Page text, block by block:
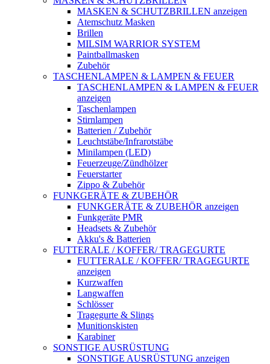
MASKEN & SCHUTZBRILLEN anzeigen
Atemschutz Masken
Brillen
MILSIM WARRIOR SYSTEM
Paintballmasken
Zubehör
TASCHENLAMPEN & LAMPEN & FEUER
TASCHENLAMPEN & LAMPEN & FEUER
anzeigen
Taschenlampen
Stirnlampen
Batterien / Zubehör
Leuchtstäbe/Infrarotstäbe
Minilampen (LED)
Feuerzeuge/Zündhölzer
Feuerstarter
Zippo & Zubehör
FUNKGERÄTE & ZUBEHÖR
FUNKGERÄTE & ZUBEHÖR anzeigen
Funkgeräte PMR
Headsets & Zubehör
Akku's & Batterien
FUTTERALE / KOFFER/ TRAGEGURTE
FUTTERALE / KOFFER/ TRAGEGURTE
anzeigen
Kurzwaffen
Langwaffen
Schlösser
Tragegurte & Slings
Munitionskisten
Karabiner
SONSTIGE AUSRÜSTUNG
SONSTIGE AUSRÜSTUNG anzeigen